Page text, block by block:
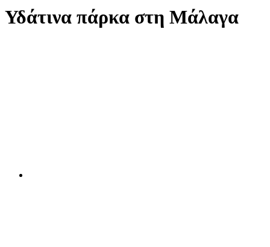
Υδάτινα πάρκα στη Μάλαγα